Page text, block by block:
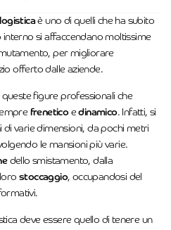
è uno di quelli che ha subito
si affaccendano moltissime
per migliorare
offerto dalle aziende.
figure professionali che
frenetico edinamico. Infatti, si
varie dimensioni, da pochi metri
le mansioni più varie.
dello smistamento, dalla
stoccaggio, occupandosi del
deve essere quello di tenere un